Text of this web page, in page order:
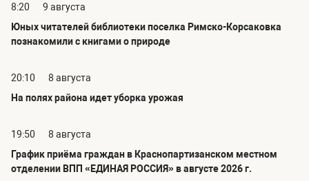
8:20
9 августа
Юных читателей библиотеки поселка Римско-Корсаковка
познакомили с книгами о природе
20:10
8 августа
На полях района идет уборка урожая
19:50
8 августа
График приёма граждан в Краснопартизанском местном
отделении ВПП «ЕДИНАЯ РОССИЯ» в августе 2026 г.